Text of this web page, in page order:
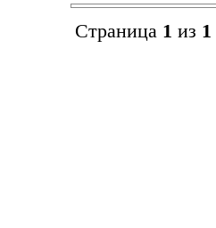
Страница 1 из 1